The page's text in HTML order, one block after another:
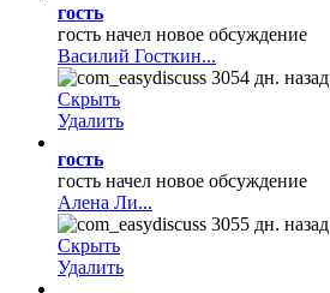
гость
гость начел новое обсуждение
Василий Госткин...
3054 дн. назад
Скрыть
Удалить
гость
гость начел новое обсуждение
Алена Ли...
3055 дн. назад
Скрыть
Удалить